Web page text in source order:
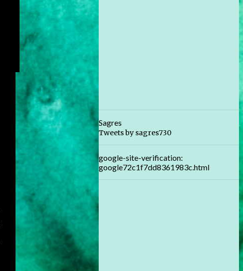
Sagres
Tweets by sagres730
google-site-verification:
google72c1f7dd8361983c.html